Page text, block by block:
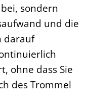
sondern
und die
darauf
ohne dass Sie
des Trommel